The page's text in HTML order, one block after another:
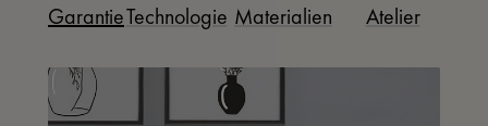
GarantieTechnologie Materialien
Atelier